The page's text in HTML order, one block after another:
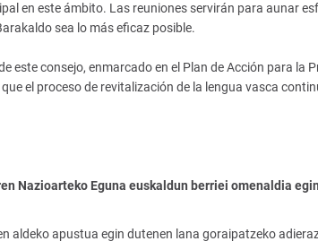
en este ámbito. Las reuniones servirán para aunar
sea lo más eficaz posible.
este consejo, enmarcado en el Plan de Acción para
el proceso de revitalización de la lengua vasca
Nazioarteko Eguna euskaldun berriei omenaldia
aldeko apustua egin dutenen lana goraipatzeko